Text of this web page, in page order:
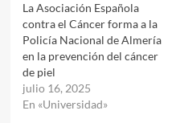
La Asociación Española
contra el Cáncer forma a la
Policía Nacional de Almería
en la prevención del cáncer
de piel
julio 16, 2025
En «Universidad»